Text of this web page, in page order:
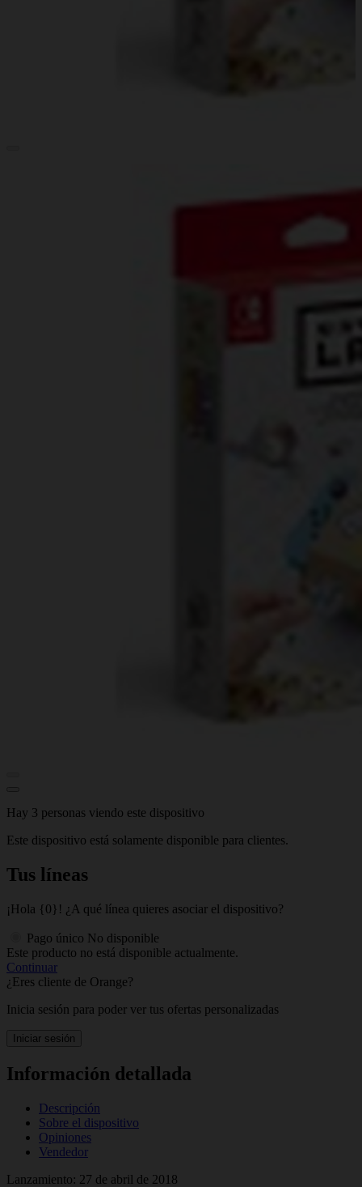
Hay 3 personas viendo este dispositivo
Este dispositivo está solamente disponible para clientes.
Tus líneas
¡Hola {0}! ¿A qué línea quieres asociar el dispositivo?
Pago único No disponible
Este producto no está disponible actualmente.
Continuar
¿Eres cliente de Orange?
Inicia sesión para poder ver tus ofertas personalizadas
Iniciar sesión
Información detallada
Descripción
Sobre el dispositivo
Opiniones
Vendedor
Lanzamiento: 27 de abril de 2018